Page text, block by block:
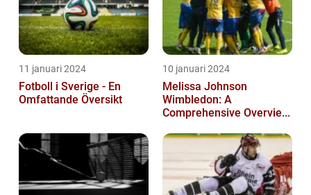
11 januari 2024
Fotboll i Sverige - En
Omfattande Översikt
10 januari 2024
Melissa Johnson
Wimbledon: A
Comprehensive Overvie...